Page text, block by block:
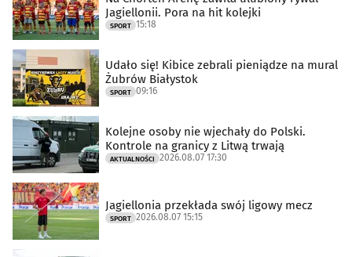
Jagiellonii. Pora na hit kolejki
SPORT 15:18
Udało się! Kibice zebrali pieniądze na mural
Żubrów Białystok
SPORT 09:16
Kolejne osoby nie wjechały do Polski.
Kontrole na granicy z Litwą trwają
AKTUALNOŚCI 2026.08.07 17:30
Jagiellonia przekłada swój ligowy mecz
SPORT 2026.08.07 15:15